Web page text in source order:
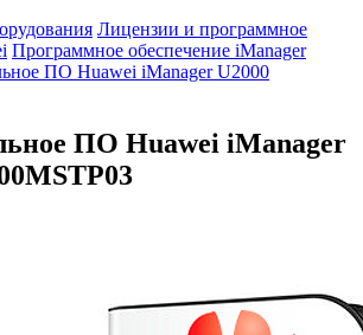
Лицензии и программное
Программное обеспечение iManager
ПО Huawei iManager U2000
ПО Huawei iManager